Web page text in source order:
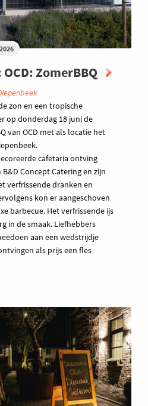
ZomerBBQ
zon en een tropische
op donderdag 18 juni de
van OCD met als locatie het
cafetaria ontving
Concept Catering en zijn
verfrissende dranken en
kon er aangeschoven
barbecue. Het verfrissende ijs
in de smaak. Liefhebbers
aan een wedstrijdje
als prijs een fles